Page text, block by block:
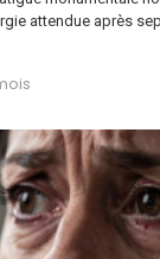
attendue après